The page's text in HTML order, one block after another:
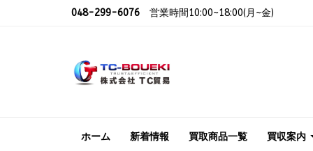
048-299-6076 営業時間10:00~18:00(月~金)
ホーム 新着情報 買取商品一覧 買収案内